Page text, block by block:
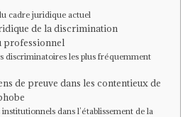
cadre juridique actuel
de la discrimination
professionnel
discriminatoires les plus fréquemment
de preuve dans les contentieux de
dans l’établissement de la